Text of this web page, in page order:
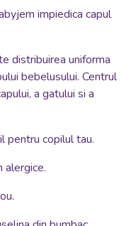
impiedica capul
distribuirea uniforma
bebelusului. Centrul
a gatului si a
pentru copilul tau.
alergice.